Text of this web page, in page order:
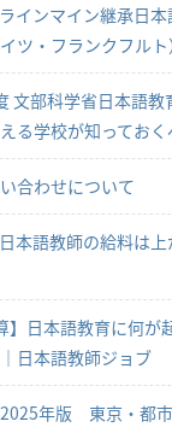
ラインマイン継承日
ツ・フランクフルト
文部科学省日本語
る学校が知ってお
合わせについて
本語教師の給料は
】日本語教育に何が
日本語教師ジョブ
年版 東京・都